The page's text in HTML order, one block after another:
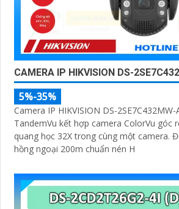
CAMERA IP HIKVISION DS-
5%-35%
Camera IP HIKVISION DS-
TandemVu kết hợp camera ColorVu góc
quang học 32X trong cùng một camera.
hồng ngoại 200m chuẩn nén H